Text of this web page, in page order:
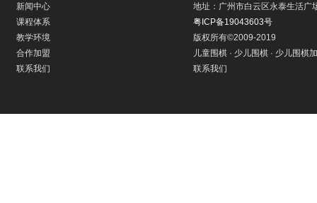
新闻中心
课程体系
教学环境
合作加盟
联系我们
地址：广州市白云区永泰生活广
粤ICP备19043603号
版权所有©2009-2019
儿童围棋 · 少儿围棋 · 少儿围棋
联系我们